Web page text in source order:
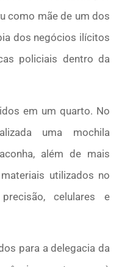
como mãe de um dos
dos negócios ilícitos
policiais dentro da
em um quarto. No
uma mochila
além de mais
utilizados no
celulares e
para a delegacia da